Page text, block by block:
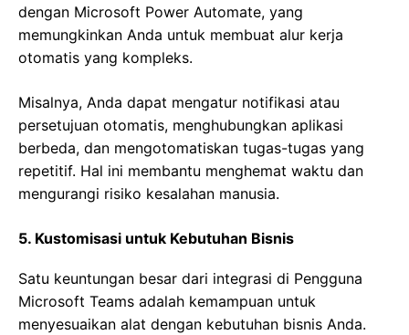
dengan Microsoft Power Automate, yang
memungkinkan Anda untuk membuat alur kerja
otomatis yang kompleks.
Misalnya, Anda dapat mengatur notifikasi atau
persetujuan otomatis, menghubungkan aplikasi
berbeda, dan mengotomatiskan tugas-tugas yang
repetitif. Hal ini membantu menghemat waktu dan
mengurangi risiko kesalahan manusia.
5. Kustomisasi untuk Kebutuhan Bisnis
Satu keuntungan besar dari integrasi di Pengguna
Microsoft Teams adalah kemampuan untuk
menyesuaikan alat dengan kebutuhan bisnis Anda.